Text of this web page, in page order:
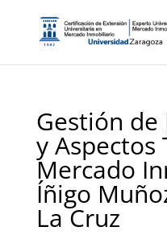
Gestión de
y Aspectos
Mercado
Íñigo
La Cruz